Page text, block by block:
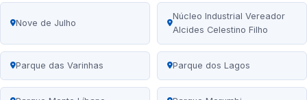
Nove de Julho
Núcleo Industrial Vereador
Alcides Celestino Filho
Parque das Varinhas Parque dos Lagos